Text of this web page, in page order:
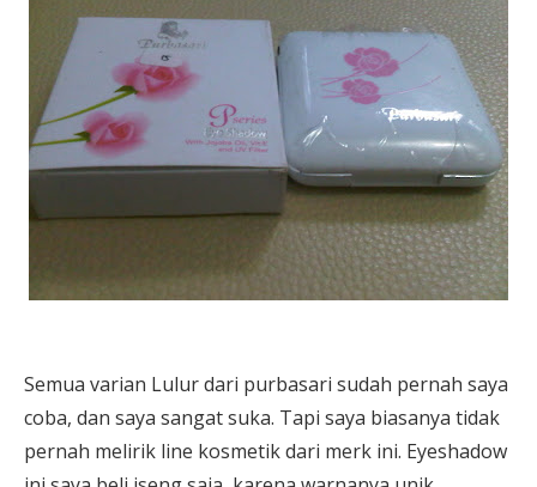
Semua varian Lulur dari purbasari sudah pernah saya
coba, dan saya sangat suka. Tapi saya biasanya tidak
pernah melirik line kosmetik dari merk ini. Eyeshadow